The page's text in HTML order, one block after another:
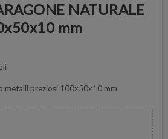
NATURALE
mm
metalli preziosi 100x50x10 mm